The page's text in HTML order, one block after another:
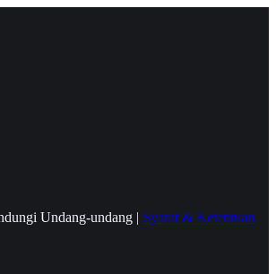
Undang-undang | Syarat & Ketentuan